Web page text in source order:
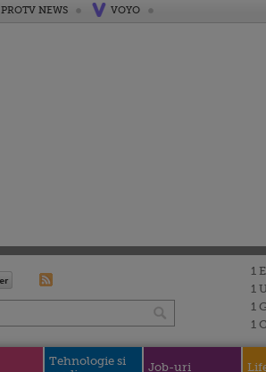
PROTV NEWS VOYO
1
1
1
1
Tehnologie si
Job-uri